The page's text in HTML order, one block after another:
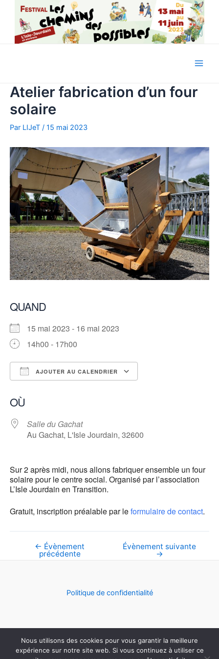
contenu
Atelier fabrication d’un four
solaire
Par LIJeT / 15 mai 2023
QUAND
15 mai 2023 - 16 mai 2023
14h00 - 17h00
AJOUTER AU CALENDRIER
OÙ
Salle du Gachat
Au Gachat, L'Isle Jourdain, 32600
Sur 2 après midi, nous allons fabriquer ensemble un four
solaire pour le centre social. Organisé par l’association
L’Isle Jourdain en Transition.
Gratuit, inscription préalable par leformulaire de contact.
Navigation
de
← Évènement
précédente
Évènement suivante
→
Politique de confidentialité
Copyright © 2023 Les Chemins des Possibles | Powered by
Nous utilisons des cookies pour vous garantir la meilleure
expérience sur notre site web. Si vous continuez à utiliser ce